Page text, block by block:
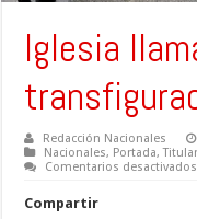
Iglesia
Redacción Nacionales
Nacionales, Portada,
Comentarios desactivados
Compartir